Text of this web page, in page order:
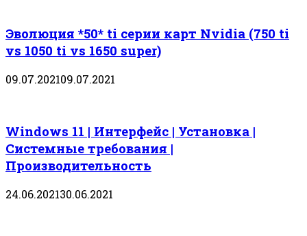
Эволюция *50* ti серии карт Nvidia (750 ti
vs 1050 ti vs 1650 super)
09.07.202109.07.2021
Windows 11 | Интерфейс | Установка |
Системные требования |
Производительность
24.06.202130.06.2021